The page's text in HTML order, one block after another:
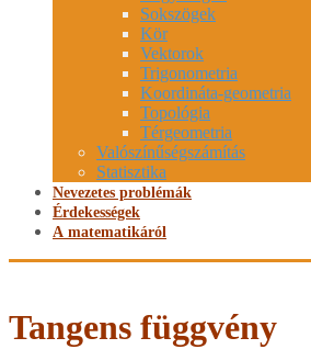
Sokszögek
Kör
Vektorok
Trigonometria
Koordináta-geometria
Topológia
Térgeometria
Valószínűségszámítás
Statisztika
Nevezetes problémák
Érdekességek
A matematikáról
Tangens függvény